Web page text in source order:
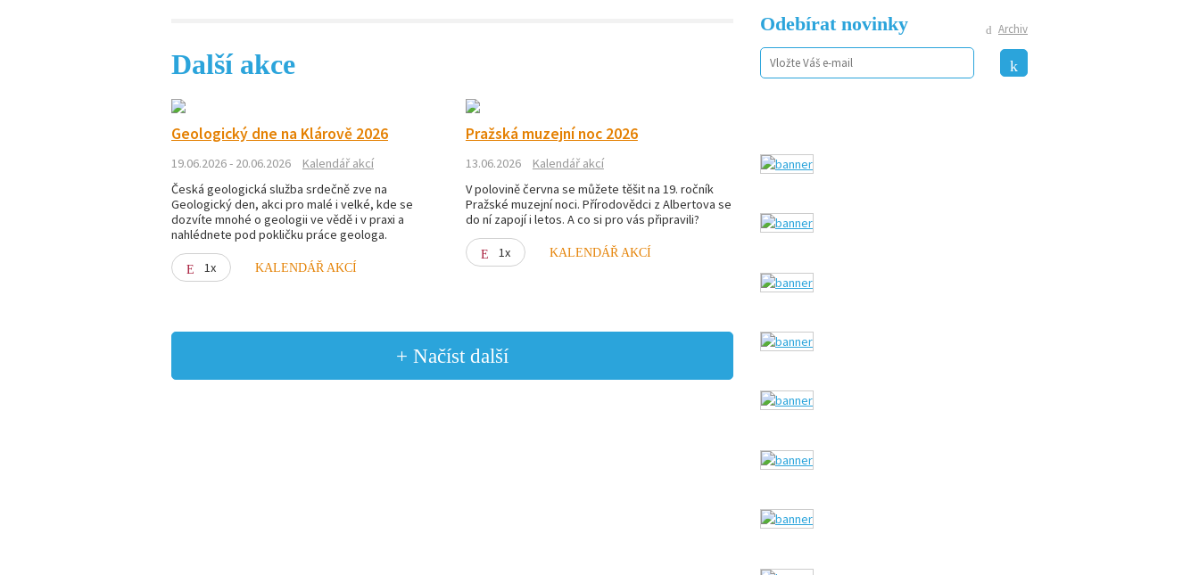
Další akce
Geologický dne na Klárově 2026
19.06.2026 - 20.06.2026
Kalendář akcí
Česká geologická služba srdečně zve na
Geologický den, akci pro malé i velké, kde se
dozvíte mnohé o geologii ve vědě i v praxi a
nahlédnete pod pokličku práce geologa.
1x KALENDÁŘ AKCÍ
Pražská muzejní noc 2026
13.06.2026
Kalendář akcí
V polovině června se můžete těšit na 19. ročník
Pražské muzejní noci. Přírodovědci z Albertova se
do ní zapojí i letos. A co si pro vás připravili?
1x KALENDÁŘ AKCÍ
+ Načíst další
Archiv
Odebírat novinky